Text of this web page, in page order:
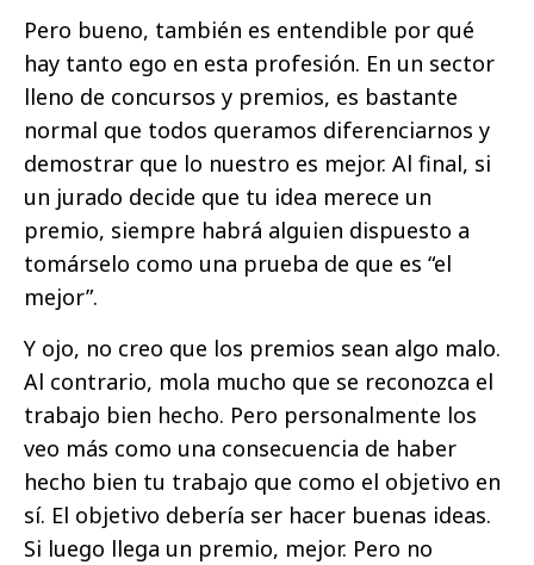
Pero bueno, también es entendible por qué
hay tanto ego en esta profesión. En un sector
lleno de concursos y premios, es bastante
normal que todos queramos diferenciarnos y
demostrar que lo nuestro es mejor. Al final, si
un jurado decide que tu idea merece un
premio, siempre habrá alguien dispuesto a
tomárselo como una prueba de que es “el
mejor”.
Y ojo, no creo que los premios sean algo malo.
Al contrario, mola mucho que se reconozca el
trabajo bien hecho. Pero personalmente los
veo más como una consecuencia de haber
hecho bien tu trabajo que como el objetivo en
sí. El objetivo debería ser hacer buenas ideas.
Si luego llega un premio, mejor. Pero no